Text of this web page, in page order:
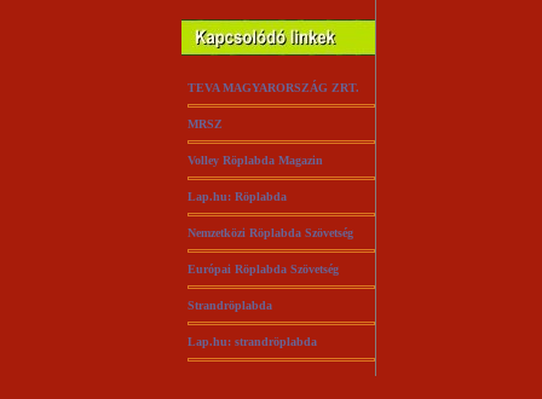
TEVA MAGYARORSZÁG ZRT.
MRSZ
Volley Röplabda Magazin
Lap.hu: Röplabda
Nemzetközi Röplabda Szövetség
Európai Röplabda Szövetség
Strandröplabda
Lap.hu: strandröplabda